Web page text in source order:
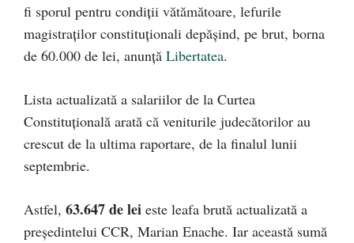
fi sporul pentru condiții vătămătoare, lefurile
magistraților constituționali depășind, pe brut, borna
de 60.000 de lei, anunță Libertatea.
Lista actualizată a salariilor de la Curtea
Constituțională arată că veniturile judecătorilor au
crescut de la ultima raportare, de la finalul lunii
septembrie.
Astfel, 63.647 de lei este leafa brută actualizată a
președintelui CCR, Marian Enache. Iar această sumă